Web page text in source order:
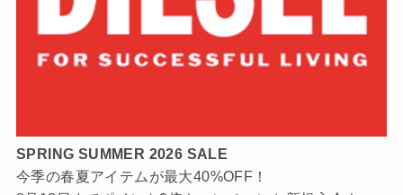
SPRING SUMMER 2026 SALE
今季の春夏アイテムが最大40%OFF！